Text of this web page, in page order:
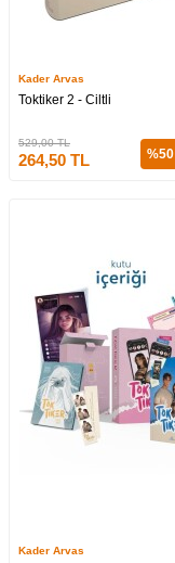
Kader Arvas
Toktiker 2 - Ciltli
529,00TL
264,50 TL %50
Kader Arvas